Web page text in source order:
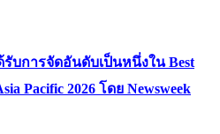
บการจัดอันดับเป็นหนึ่งใน Best
Pacific 2026 โดย Newsweek